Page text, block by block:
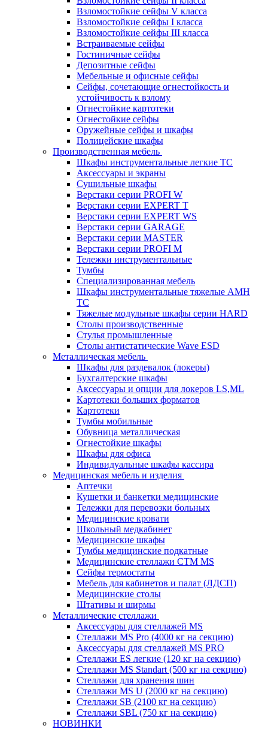
Взломостойкие сейфы V класса
Взломостойкие сейфы I класса
Взломостойкие сейфы III класса
Встраиваемые сейфы
Гостиничные сейфы
Депозитные сейфы
Мебельные и офисные сейфы
Сейфы, сочетающие огнестойкость и
устойчивость к взлому
Огнестойкие картотеки
Огнестойкие сейфы
Оружейные сейфы и шкафы
Полицейские шкафы
Производственная мебель
Шкафы инструментальные легкие ТС
Аксессуары и экраны
Cушильные шкафы
Верстаки серии PROFI W
Верстаки серии EXPERT T
Верстаки серии EXPERT WS
Верстаки серии GARAGE
Верстаки серии MASTER
Верстаки серии PROFI M
Тележки инструментальные
Тумбы
Cпециализированная мебель
Шкафы инструментальные тяжелые AMH
TC
Тяжелые модульные шкафы серии HARD
Столы производственные
Стулья промышленные
Столы антистатические Wave ESD
Металлическая мебель
Шкафы для раздевалок (локеры)
Бухгалтерские шкафы
Аксессуары и опции для локеров LS,ML
Картотеки больших форматов
Картотеки
Тумбы мобильные
Обувница металлическая
Огнестойкие шкафы
Шкафы для офиса
Индивидуальные шкафы кассира
Медицинская мебель и изделия
Аптечки
Кушетки и банкетки медицинские
Тележки для перевозки больных
Медицинские кровати
Школьный медкабинет
Медицинские шкафы
Тумбы медицинские подкатные
Медицинские стеллажи CTM MS
Сейфы термостаты
Мебель для кабинетов и палат (ЛДСП)
Медицинские столы
Штативы и ширмы
Металлические стеллажи
Аксессуары для стеллажей MS
Стеллажи MS Pro (4000 кг на секцию)
Аксессуары для стеллажей MS PRO
Стеллажи ES легкие (120 кг на секцию)
Стеллажи MS Standart (500 кг на секцию)
Стеллажи для хранения шин
Стеллажи MS U (2000 кг на секцию)
Стеллажи SB (2100 кг на секцию)
Стеллажи SBL (750 кг на секцию)
НОВИНКИ